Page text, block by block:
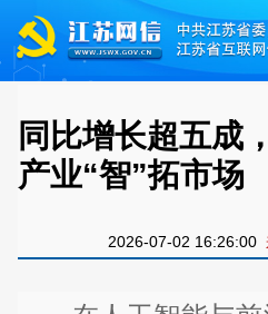
同比增长超五成
产业“智”拓市场
2026-07-02 16:26:00